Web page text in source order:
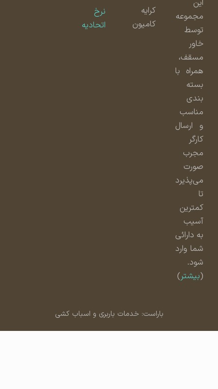
مجموعه
توسط
مسقف،
همراه با
بسته
بندی
مناسب
و ارسال
مجرب
صورت
می‌پذیرد
کمترین
آسیب
به دارائی
شما وارد
شود.
بیشتر)
کامیون
اتحادیه
باراست: خدمات باربری و اسباب کشی